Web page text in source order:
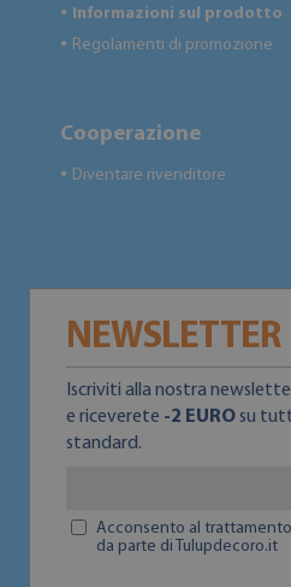
● Informazioni sul prodotto
● Regolamenti di promozione
Cooperazione
● Diventare rivenditore
NEWSLETTER
Iscriviti alla nostra
e riceverete -2 EUROsu
standard.
Acconsento al
da parte di Tulupdecoro.it